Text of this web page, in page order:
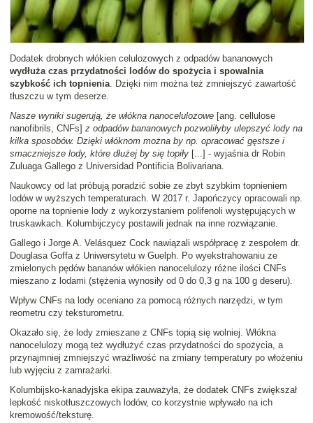
Dodatek drobnych włókien celulozowych z odpadów bananowych
wydłuża czas przydatności lodów do spożycia i spowalnia
szybkość ich topnienia. Dzięki nim można też zmniejszyć zawartość
tłuszczu w tym deserze.
Nasze wyniki sugerują, że włókna nanocelulozowe [ang. cellulose
nanofibrils, CNFs] z odpadów bananowych pozwoliłyby ulepszyć lody na
kilka sposobów. Dzięki włóknom można by np. opracować gęstsze i
smaczniejsze lody, które dłużej by się topiły [...] - wyjaśnia dr Robin
Zuluaga Gallego z Universidad Pontificia Bolivariana.
Naukowcy od lat próbują poradzić sobie ze zbyt szybkim topnieniem
lodów w wyższych temperaturach. W 2017 r. Japończycy opracowali np.
oporne na topnienie lody z wykorzystaniem polifenoli występujących w
truskawkach. Kolumbijczycy postawili jednak na inne rozwiązanie.
Gallego i Jorge A. Velásquez Cock nawiązali współpracę z zespołem dr.
Douglasa Goffa z Uniwersytetu w Guelph. Po wyekstrahowaniu ze
zmielonych pędów bananów włókien nanocelulozy różne ilości CNFs
mieszano z lodami (stężenia wynosiły od 0 do 0,3 g na 100 g deseru).
Wpływ CNFs na lody oceniano za pomocą różnych narzędzi, w tym
reometru czy teksturometru.
Okazało się, że lody zmieszane z CNFs topią się wolniej. Włókna
nanocelulozy mogą też wydłużyć czas przydatności do spożycia, a
przynajmniej zmniejszyć wrażliwość na zmiany temperatury po włożeniu
lub wyjęciu z zamrażarki.
Kolumbijsko-kanadyjska ekipa zauważyła, że dodatek CNFs zwiększał
lepkość niskotłuszczowych lodów, co korzystnie wpływało na ich
kremowość/teksturę.